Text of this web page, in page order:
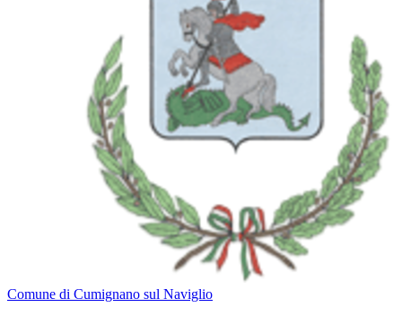
Comune di Cumignano sul Naviglio